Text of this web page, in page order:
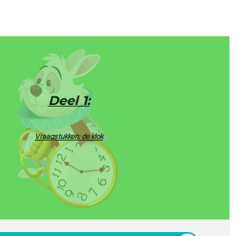
Deel 1:
Vraagstukken: de klok